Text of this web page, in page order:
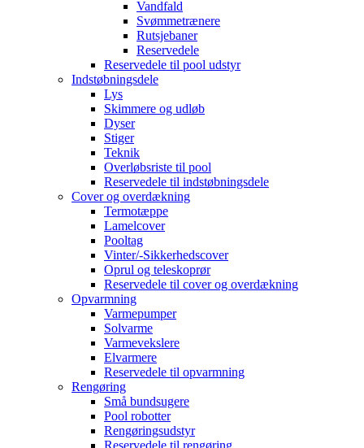
Vandfald
Svømmetrænere
Rutsjebaner
Reservedele
Reservedele til pool udstyr
Indstøbningsdele
Lys
Skimmere og udløb
Dyser
Stiger
Teknik
Overløbsriste til pool
Reservedele til indstøbningsdele
Cover og overdækning
Termotæppe
Lamelcover
Pooltag
Vinter/-Sikkerhedscover
Oprul og teleskoprør
Reservedele til cover og overdækning
Opvarmning
Varmepumper
Solvarme
Varmevekslere
Elvarmere
Reservedele til opvarmning
Rengøring
Små bundsugere
Pool robotter
Rengøringsudstyr
Reservedele til rengøring